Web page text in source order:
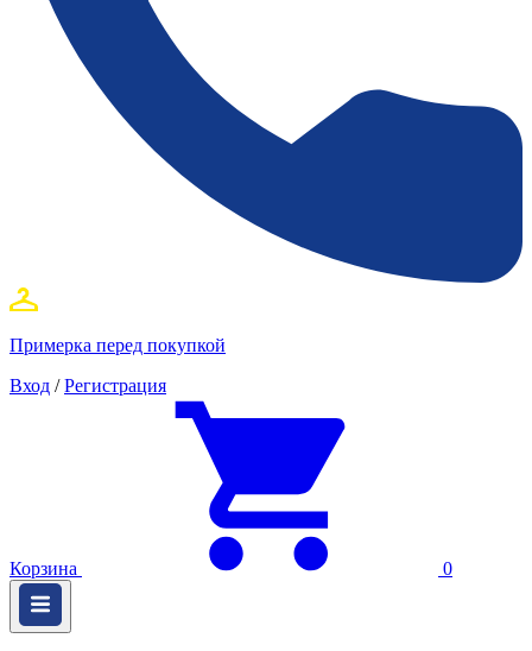
Примерка перед покупкой
Вход / Регистрация
Корзина 0